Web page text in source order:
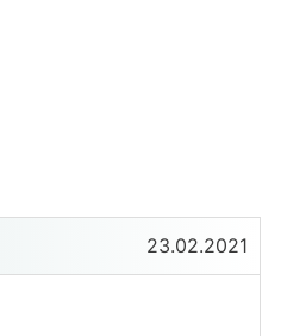
23.02.2021